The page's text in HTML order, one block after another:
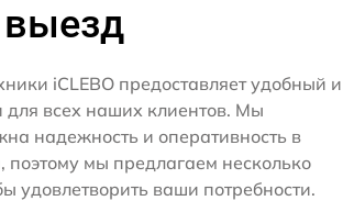
iCLEBO предоставляет удобный и
для всех наших клиентов. Мы
надежность и оперативность в
поэтому мы предлагаем несколько
удовлетворить ваши потребности.